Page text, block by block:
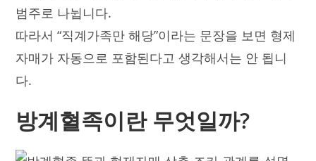
범주로 나뉩니다.
따라서 “직계가족만 해당”이라는 문장을 보면 형제
자매가 자동으로 포함된다고 생각해서는 안 됩니
다.
방계혈족이란 무엇일까?